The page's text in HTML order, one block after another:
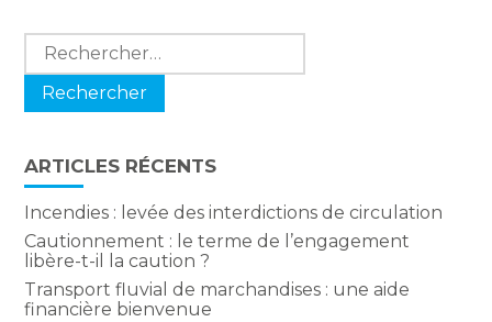
Rechercher :
ARTICLES RÉCENTS
Incendies : levée des interdictions de circulation
Cautionnement : le terme de l’engagement
libère-t-il la caution ?
Transport fluvial de marchandises : une aide
financière bienvenue